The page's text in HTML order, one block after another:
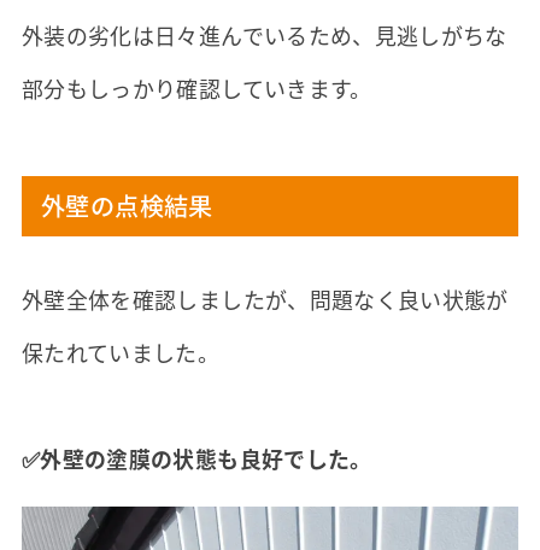
外装の劣化は日々進んでいるため、見逃しがちな
部分もしっかり確認していきます。
外壁の点検結果
外壁全体を確認しましたが、問題なく良い状態が
保たれていました。
✅外壁の塗膜の状態も良好でした。